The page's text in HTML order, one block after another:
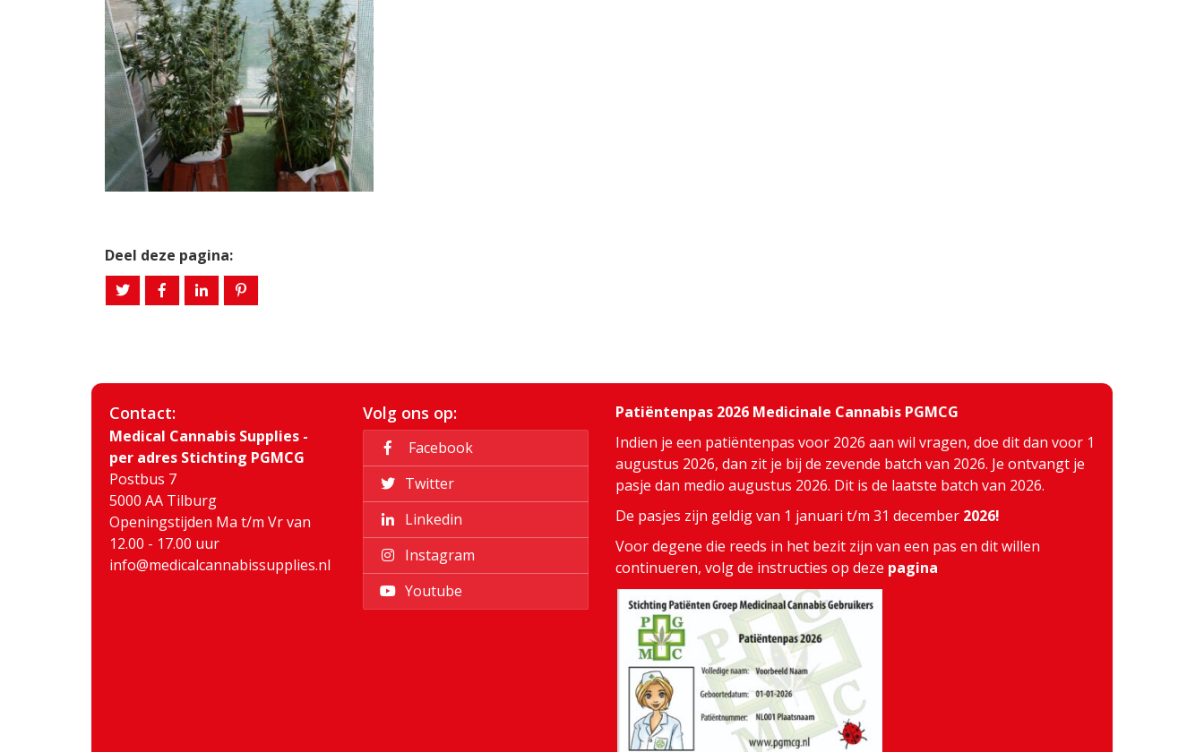
Deel deze pagina:
Contact:
Medical Cannabis Supplies -
per adres Stichting PGMCG
Postbus 7
5000 AA Tilburg
Openingstijden Ma t/m Vr van
12.00 - 17.00 uur
info@medicalcannabissupplies.nl
Volg ons op:
Facebook
Twitter
Linkedin
Instagram
Youtube
Patiëntenpas 2026 Medicinale Cannabis PGMCG
Indien je een patiëntenpas voor 2026 aan wil vragen, doe dit dan voor 1
augustus 2026, dan zit je bij de zevende batch van 2026. Je ontvangt je
pasje dan medio augustus 2026. Dit is de laatste batch van 2026.
De pasjes zijn geldig van 1 januari t/m 31 december 2026!
Voor degene die reeds in het bezit zijn van een pas en dit willen
continueren, volg de instructies op deze pagina